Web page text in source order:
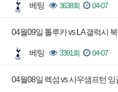
베팅 3638회 04-07
04월09일 톨루카 vs LA 갤럭시
베팅 3391회 04-07
04월08일 렉섬 vs 사우샘프턴